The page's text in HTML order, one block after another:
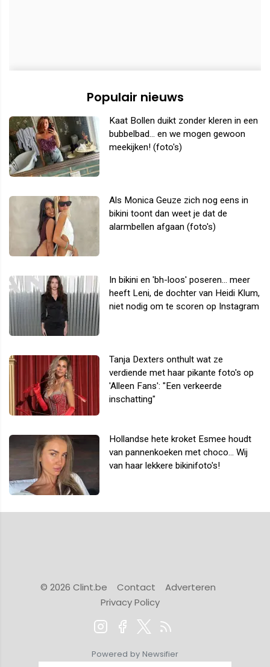
Populair nieuws
Kaat Bollen duikt zonder kleren in een
bubbelbad... en we mogen gewoon
meekijken! (foto's)
Als Monica Geuze zich nog eens in
bikini toont dan weet je dat de
alarmbellen afgaan (foto's)
In bikini en 'bh-loos' poseren... meer
heeft Leni, de dochter van Heidi Klum,
niet nodig om te scoren op Instagram
Tanja Dexters onthult wat ze
verdiende met haar pikante foto's op
'Alleen Fans': "Een verkeerde
inschatting"
Hollandse hete kroket Esmee houdt
van pannenkoeken met choco... Wij
van haar lekkere bikinifoto's!
© 2026 Clint.be Contact
Adverteren
Privacy Policy
Powered by Newsifier